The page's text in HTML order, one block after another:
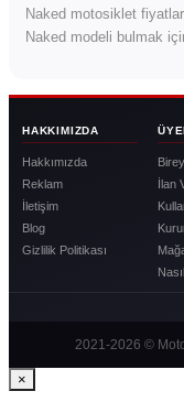
Naked motosiklet
Naked modeli bulmak
HAKKIMIZDA
Hakkımızda
Reklam
İletişim
Blog
Gizlilik Politikası
İlan
2021-2026 ©
×